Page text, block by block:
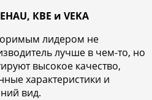
КВЕ и VEKA
лидером не
лучше в чем-то, но
высокое качество,
характеристики и
вид.